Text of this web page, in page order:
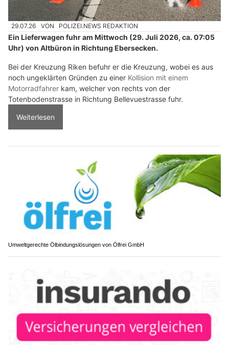
29.07.26 VON POLIZEI.NEWS REDAKTION
Ein Lieferwagen fuhr am Mittwoch (29. Juli 2026, ca. 07:05
Uhr) von Altbüron in Richtung Ebersecken.
Bei der Kreuzung Riken befuhr er die Kreuzung, wobei es aus
noch ungeklärten Gründen zu einer Kollision mit einem
Motorradfahrer kam, welcher von rechts von der
Totenbodenstrasse in Richtung Bellevuestrasse fuhr.
Weiterlesen
Umweltgerechte Ölbindungslösungen von Ölfrei GmbH